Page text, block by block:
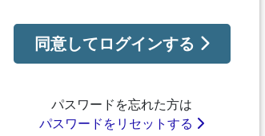
同意してログインする
パスワードを忘れた方は
パスワードをリセットする